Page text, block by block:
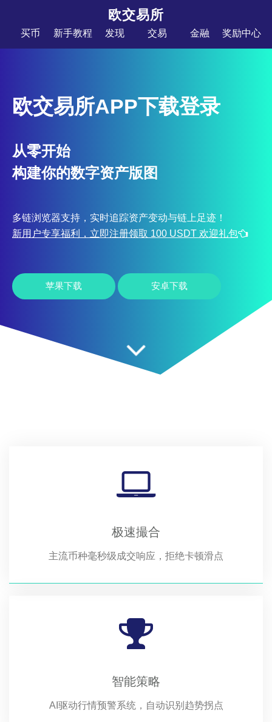
欧交易所
买币 新手教程 发现 交易 金融 奖励中心
欧交易所APP下载登录
从零开始
构建你的数字资产版图
多链浏览器支持，实时追踪资产变动与链上足迹！
新用户专享福利，立即注册领取 100 USDT 欢迎礼包
苹果下载 安卓下载
极速撮合
主流币种毫秒级成交响应，拒绝卡顿滑点
智能策略
AI驱动行情预警系统，自动识别趋势拐点